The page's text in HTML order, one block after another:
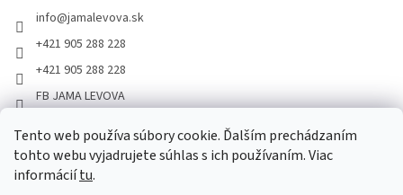
Tento web používa súbory cookie. Ďalším prechádzaním
tohto webu vyjadrujete súhlas s ich používaním. Viac
informáciítu.
info@jamalevova.sk
+421 905 288 228
+421 905 288 228
FB JAMA LEVOVA
JamaLevova
+421905288228